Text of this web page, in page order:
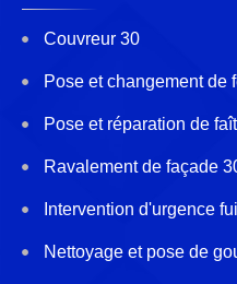
Couvreur 30
Pose et changement de
Pose et réparation de
Ravalement de façade
Intervention d'urgence
Nettoyage et pose de